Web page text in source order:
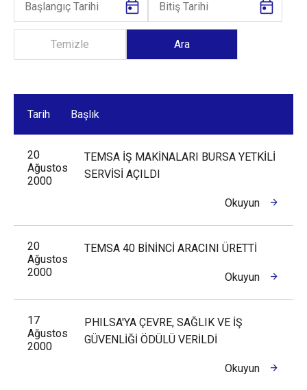
Tarih Başlık
20
Ağustos
2000
TEMSA İŞ MAKİNALARI BURSA YETKİLİ
SERVİSİ AÇILDI
Okuyun
20
Ağustos
2000
TEMSA 40 BİNİNCİ ARACINI ÜRETTİ
Okuyun
17
Ağustos
2000
PHILSA'YA ÇEVRE, SAĞLIK VE İŞ
GÜVENLİĞİ ÖDÜLÜ VERİLDİ
Okuyun